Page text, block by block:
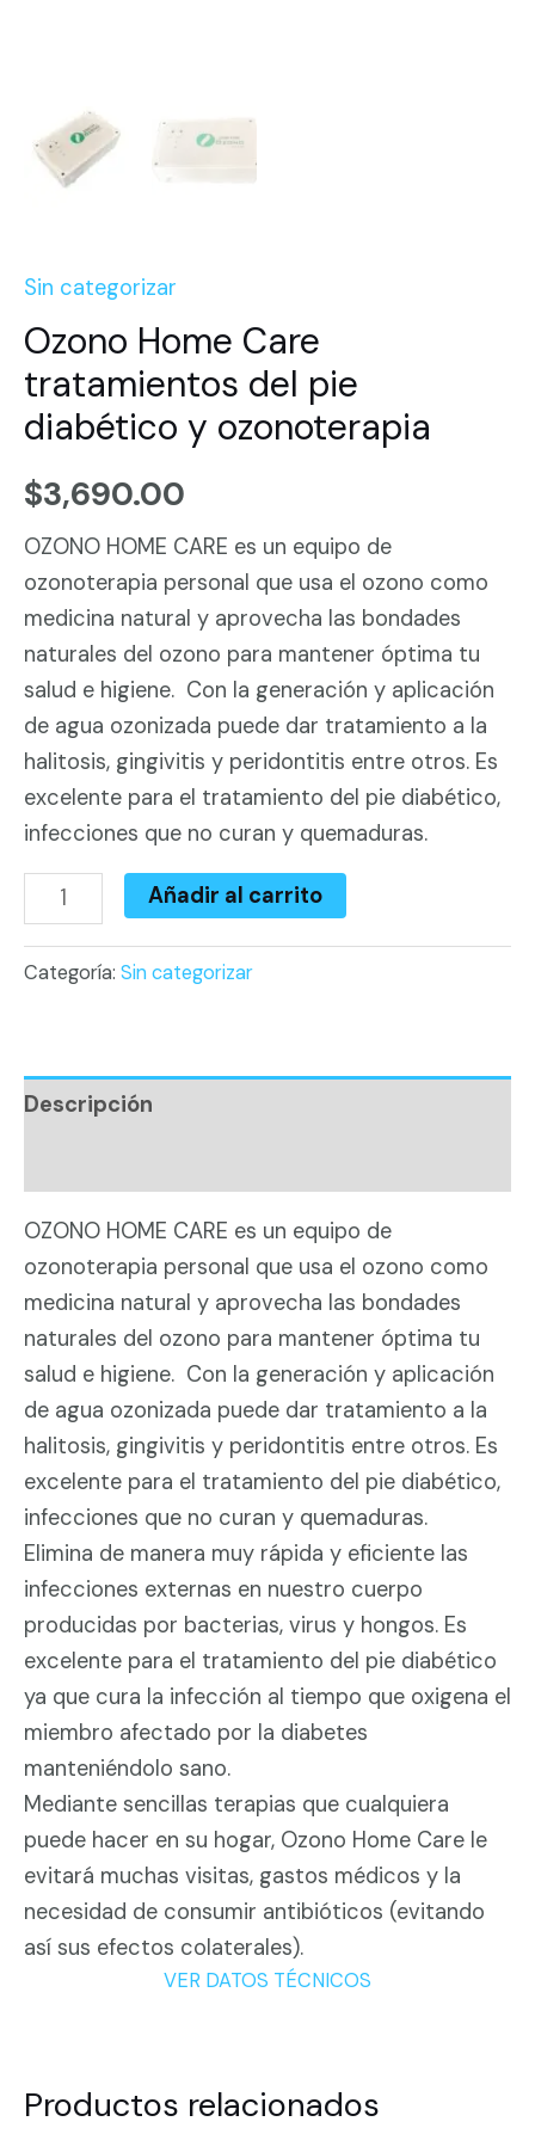
Sin categorizar
Ozono Home Care
tratamientos del pie
diabético y ozonoterapia
$3,690.00
OZONO HOME CARE es un equipo de
ozonoterapia personal que usa el ozono como
medicina natural y aprovecha las bondades
naturales del ozono para mantener óptima tu
salud e higiene. Con la generación y aplicación
de agua ozonizada puede dar tratamiento a la
halitosis, gingivitis y peridontitis entre otros. Es
excelente para el tratamiento del pie diabético,
infecciones que no curan y quemaduras.
Ozono
Home
Care
pie
diabético
Añadir al carrito
Categoría: Sin categorizar
Descripción
OZONO HOME CARE es un equipo de
ozonoterapia personal que usa el ozono como
medicina natural y aprovecha las bondades
naturales del ozono para mantener óptima tu
salud e higiene. Con la generación y aplicación
de agua ozonizada puede dar tratamiento a la
halitosis, gingivitis y peridontitis entre otros. Es
excelente para el tratamiento del pie diabético,
infecciones que no curan y quemaduras.
Elimina de manera muy rápida y eficiente las
infecciones externas en nuestro cuerpo
producidas por bacterias, virus y hongos. Es
excelente para el tratamiento del pie diabético
ya que cura la infección al tiempo que oxigena el
miembro afectado por la diabetes
manteniéndolo sano.
Mediante sencillas terapias que cualquiera
puede hacer en su hogar, Ozono Home Care le
evitará muchas visitas, gastos médicos y la
necesidad de consumir antibióticos (evitando
así sus efectos colaterales).
VER DATOS TÉCNICOS
Productos relacionados